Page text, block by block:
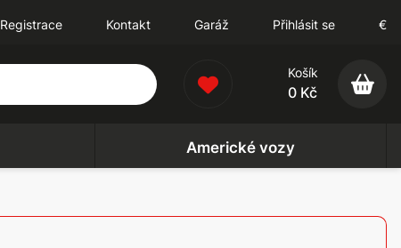
Registrace Kontakt Garáž Přihlásit se €
Košík
0 Kč
Americké vozy